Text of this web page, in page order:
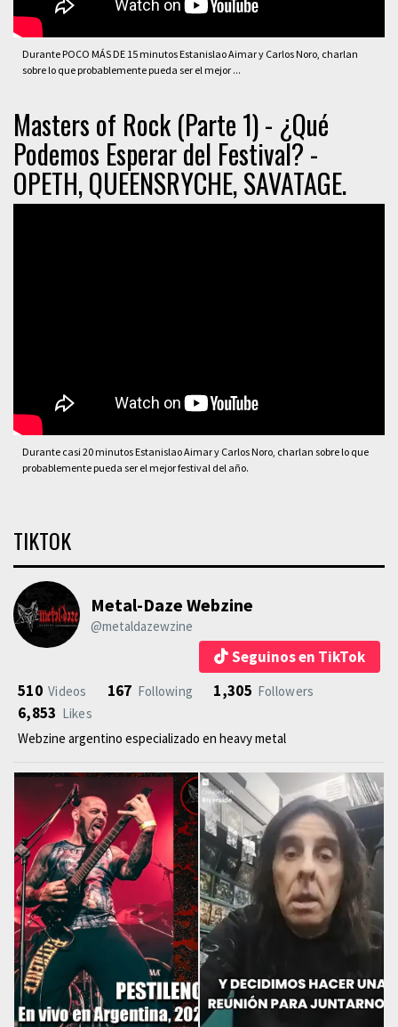
Durante POCO MÁS DE 15 minutos Estanislao Aimar y Carlos Noro, charlan
sobre lo que probablemente pueda ser el mejor ...
Masters of Rock (Parte 1) - ¿Qué
Podemos Esperar del Festival? -
OPETH, QUEENSRYCHE, SAVATAGE.
Durante casi 20 minutos Estanislao Aimar y Carlos Noro, charlan sobre lo que
probablemente pueda ser el mejor festival del año.
TIKTOK
Metal-Daze Webzine
@metaldazewzine
Seguinos en TikTok
510 Videos 167 Following 1,305 Followers
6,853 Likes
Webzine argentino especializado en heavy metal